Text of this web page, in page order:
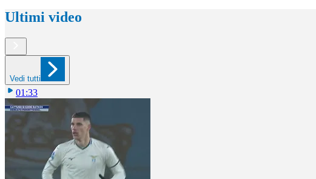
Ultimi video
Vedi tutti
01:33